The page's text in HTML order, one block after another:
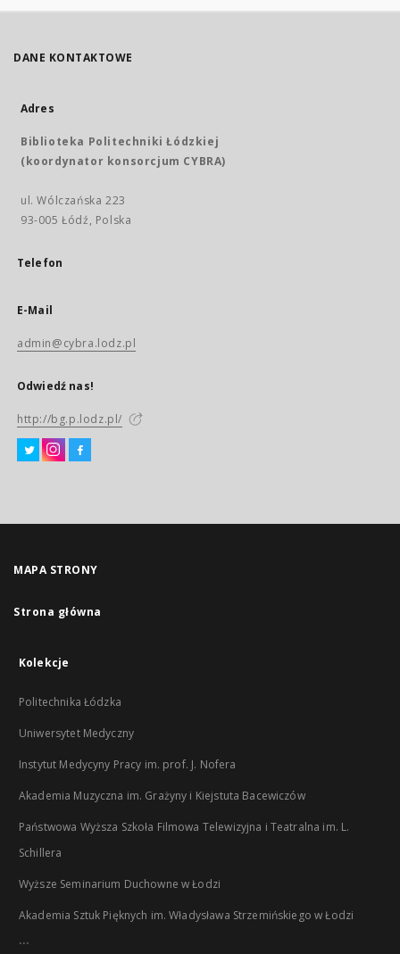
DANE KONTAKTOWE
Adres
Biblioteka Politechniki Łódzkiej
(koordynator konsorcjum CYBRA)
ul. Wólczańska 223
93-005 Łódź, Polska
Telefon
E-Mail
admin@cybra.lodz.pl
Odwiedź nas!
http://bg.p.lodz.pl/
MAPA STRONY
Strona główna
Kolekcje
Politechnika Łódzka
Uniwersytet Medyczny
Instytut Medycyny Pracy im. prof. J. Nofera
Akademia Muzyczna im. Grażyny i Kiejstuta Bacewiczów
Państwowa Wyższa Szkoła Filmowa Telewizyjna i Teatralna im. L.
Schillera
Wyższe Seminarium Duchowne w Łodzi
Akademia Sztuk Pięknych im. Władysława Strzemińskiego w Łodzi
...